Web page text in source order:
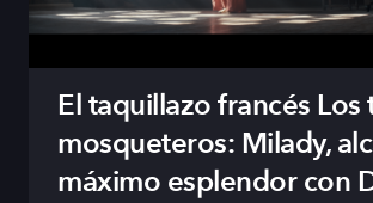
El taquillazo francés Los
mosqueteros: Milady,
máximo esplendor con